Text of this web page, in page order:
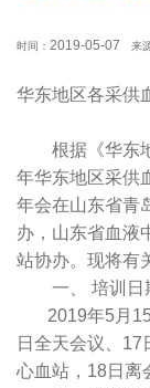
时间： 2019-05-07 来
华东地区各采供
根据《华东地
年华东地区采供
年会在山东省青
办，山东省血液
站协办。现将有
一、 培训日
2019年5月
日全天会议、17
心血站，18日离